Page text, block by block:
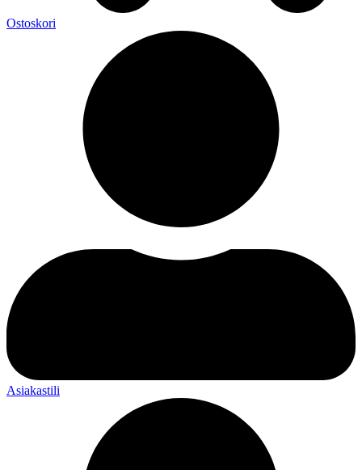
Ostoskori
Asiakastili